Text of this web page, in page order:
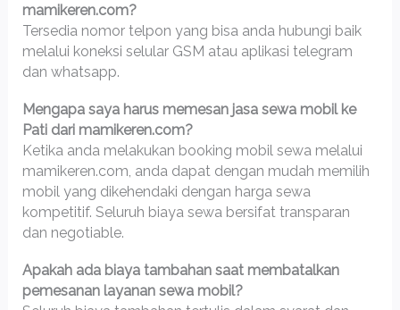
mamikeren.com?
Tersedia nomor telpon yang bisa anda hubungi baik
melalui koneksi selular GSM atau aplikasi telegram
dan whatsapp.
Mengapa saya harus memesan jasa sewa mobil ke
Pati dari mamikeren.com?
Ketika anda melakukan booking mobil sewa melalui
mamikeren.com, anda dapat dengan mudah memilih
mobil yang dikehendaki dengan harga sewa
kompetitif. Seluruh biaya sewa bersifat transparan
dan negotiable.
Apakah ada biaya tambahan saat membatalkan
pemesanan layanan sewa mobil?